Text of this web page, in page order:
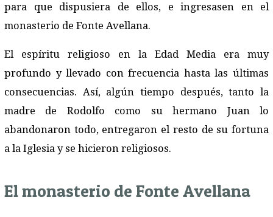
para que dispusiera de ellos, e ingresasen en el
monasterio de Fonte Avellana.
El espíritu religioso en la Edad Media era muy
profundo y llevado con frecuencia hasta las últimas
consecuencias. Así, algún tiempo después, tanto la
madre de Rodolfo como su hermano Juan lo
abandonaron todo, entregaron el resto de su fortuna
a la Iglesia y se hicieron religiosos.
El monasterio de Fonte Avellana